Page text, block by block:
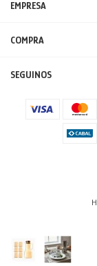
EMPRESA
COMPRA
SEGUINOS